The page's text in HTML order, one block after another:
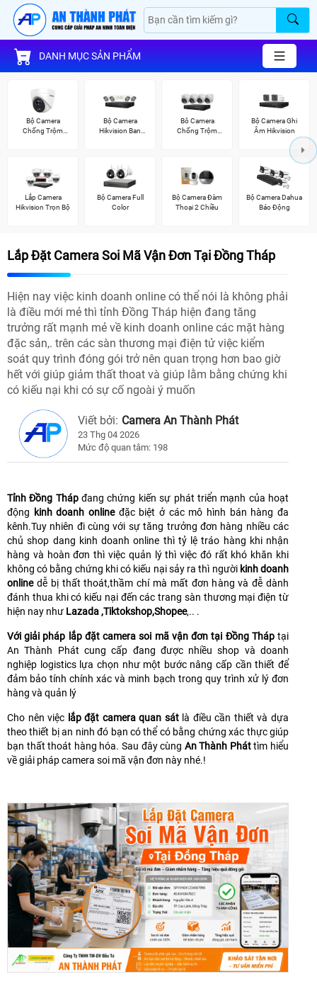
DANH MỤC SẢN PHẨM
Bộ Camera
Chống Trộm
Bộ Camera
Hikvision Ban
Bô Camera
Chống Trộm
Bộ Camera Ghi
Âm Hikvision
Lắp Camera
Hikvision Trọn Bộ
Bộ Camera Full
Color
Bộ Camera Đàm
Thoại 2 Chiều
Bộ Camera Dahua
Báo Động
Lắp Đặt Camera Soi Mã Vận Đơn Tại Đồng Tháp
Hiện nay việc kinh doanh online có thể nói là không phải
là điều mới mẻ thì tỉnh Đồng Tháp hiện đang tăng
trưởng rất mạnh mẻ về kinh doanh online các mặt hàng
đặc sản,. trên các sàn thương mại điện tử việc kiểm
soát quy trình đóng gói trở nên quan trọng hơn bao giờ
hết với giúp giảm thất thoat và giúp lằm bằng chứng khi
có kiếu nại khi có sự cố ngoài ý muốn
Viết bởi: Camera An Thành Phát
23 Thg 04 2026
Mức độ quan tâm: 198
Tỉnh Đồng Thápđang chứng kiến sự phát triển mạnh của hoạt
động kinh doanh onlineđặc biệt ở các mô hình bán hàng đa
kênh.Tuy nhiên đi cùng với sự tăng trưởng đơn hàng nhiều các
chủ shop dang kinh doanh online thì tỷ lệ tráo hàng khi nhận
hàng và hoàn đơn thì việc quản lý thì việc đó rất khó khăn khi
không có bằng chứng khi có kiếu nại sảy ra thì người kinh doanh
onlinedễ bị thất thoát,thầm chí mà mất đơn hàng và đễ dành
đánh thua khi có kiếu nại đến các trang sàn thương mại điện từ
hiện nay như Lazada ,Tiktokshop,Shopee,.. .
Với giải pháp lắp đặt camera soi mã vận đơn tại Đồng Tháptại
An Thành Phát cung cấp đang được nhiều shop và doanh
nghiệp logistics lựa chọn như một bước nâng cấp cần thiết để
đảm bảo tính chính xác và minh bạch trong quy trình xử lý đơn
hàng và quản lý
Cho nên việc lắp đặt camera quan sátlà điều cần thiết và dựa
theo thiết bị an ninh đó bạn có thể có bằng chứng xác thực giúp
bạn thất thoát hàng hóa. Sau đây cùng An Thành Pháttìm hiểu
về giải pháp camera soi mã vận đơn này nhé.!